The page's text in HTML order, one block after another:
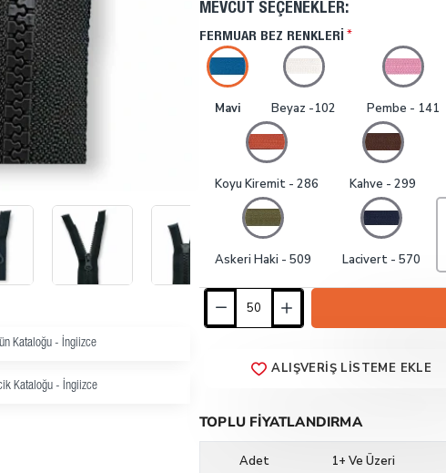
Kataloğu - İngiizce
Kataloğu - İngiizce
MEVCUT SEÇENEKLER:
FERMUAR BEZ RENKLERI
Mavi Beyaz -102 Pembe - 141
Koyu Kiremit - 286 Kahve - 299
Askeri Haki - 509 Lacivert - 570
ALIŞVERIŞ LISTEME EKLE
TOPLU FIYATLANDIRMA
Adet 1+ Ve Üzeri